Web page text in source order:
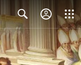
Search Close